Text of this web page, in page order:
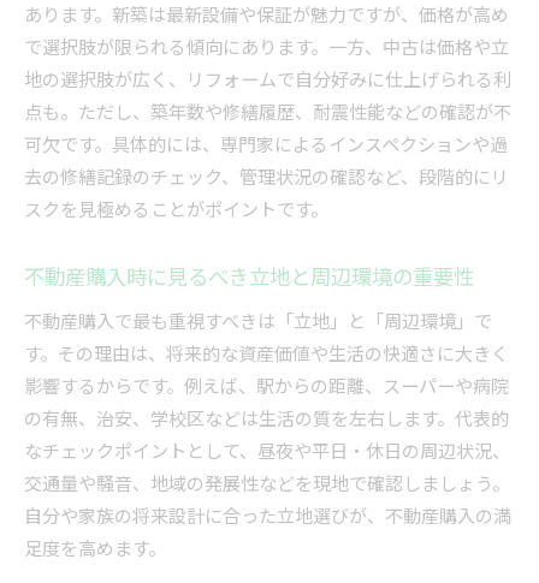
あります。新築は最新設備や保証が魅力ですが、価格が高め
で選択肢が限られる傾向にあります。一方、中古は価格や立
地の選択肢が広く、リフォームで自分好みに仕上げられる利
点も。ただし、築年数や修繕履歴、耐震性能などの確認が不
可欠です。具体的には、専門家によるインスペクションや過
去の修繕記録のチェック、管理状況の確認など、段階的にリ
スクを見極めることがポイントです。
不動産購入時に見るべき立地と周辺環境の重要性
不動産購入で最も重視すべきは「立地」と「周辺環境」で
す。その理由は、将来的な資産価値や生活の快適さに大きく
影響するからです。例えば、駅からの距離、スーパーや病院
の有無、治安、学校区などは生活の質を左右します。代表的
なチェックポイントとして、昼夜や平日・休日の周辺状況、
交通量や騒音、地域の発展性などを現地で確認しましょう。
自分や家族の将来設計に合った立地選びが、不動産購入の満
足度を高めます。